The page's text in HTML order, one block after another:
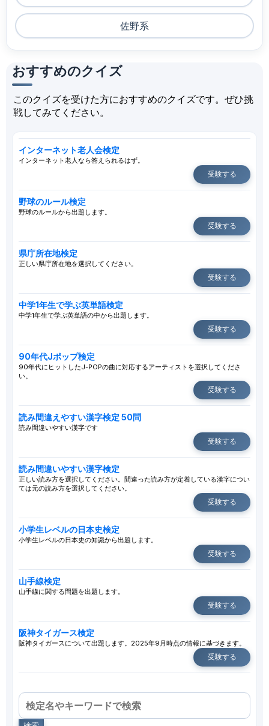
佐野系
おすすめのクイズ
このクイズを受けた方におすすめのクイズです。ぜひ挑
戦してみてください。
インターネット老人会検定
インターネット老人なら答えられるはず。
受験する
野球のルール検定
野球のルールから出題します。
受験する
県庁所在地検定
正しい県庁所在地を選択してください。
受験する
中学1年生で学ぶ英単語検定
中学1年生で学ぶ英単語の中から出題します。
受験する
90年代Jポップ検定
90年代にヒットしたJ-POPの曲に対応するアーティストを選択してくださ
い。
受験する
読み間違えやすい漢字検定 50問
読み間違いやすい漢字です
受験する
読み間違いやすい漢字検定
正しい読み方を選択してください。間違った読み方が定着している漢字につい
ては元の読み方を選択してください。
受験する
小学生レベルの日本史検定
小学生レベルの日本史の知識から出題します。
受験する
山手線検定
山手線に関する問題を出題します。
受験する
阪神タイガース検定
阪神タイガースについて出題します。2025年9月時点の情報に基づきます。
受験する